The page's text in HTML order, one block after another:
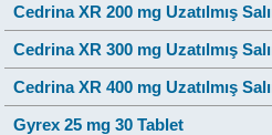
Cedrina XR 200 mg Uzatılmış
Cedrina XR 300 mg Uzatılmış
Cedrina XR 400 mg Uzatılmış
Gyrex 25 mg 30 Tablet